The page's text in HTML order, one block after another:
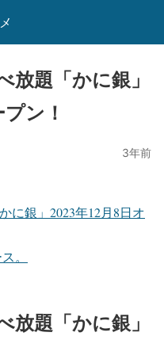
放題「かに銀」
ン！
3年前
に銀」2023年12月8日オ
。
放題「かに銀」